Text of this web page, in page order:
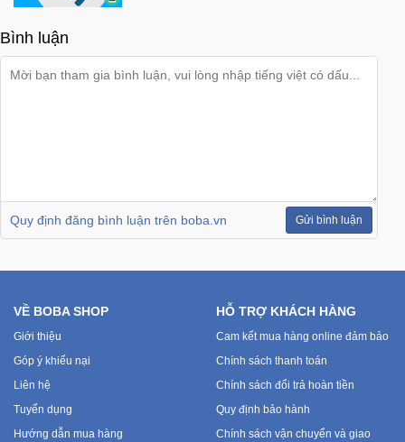
Bình luận
Quy định đăng bình luận trên boba.vn Gửi bình luận
VỀ BOBA SHOP
Giới thiệu
Góp ý khiếu nại
Liên hệ
Tuyển dụng
Hướng dẫn mua hàng
HỖ TRỢ KHÁCH HÀNG
Cam kết mua hàng online đảm bảo
Chính sách thanh toán
Chính sách đổi trả hoàn tiền
Quy định bảo hành
Chính sách vận chuyển và giao